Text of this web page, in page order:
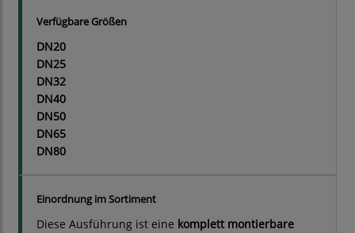
Verfügbare Größen
DN20
DN25
DN32
DN40
DN50
DN65
DN80
Einordnung im Sortiment
Diese Ausführung ist eine komplett montierbare